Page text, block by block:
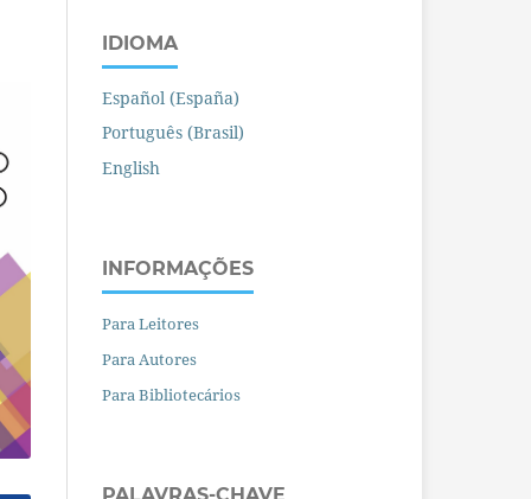
IDIOMA
Español (España)
Português (Brasil)
English
INFORMAÇÕES
Para Leitores
Para Autores
Para Bibliotecários